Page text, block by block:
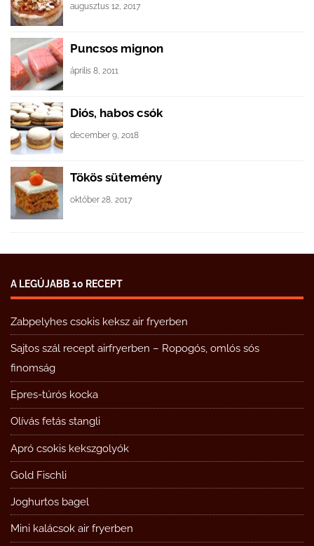
augusztus 12, 2017
Puncsos mignon
április 8, 2011
Diós, habos csók
december 9, 2018
Tökös sütemény
október 28, 2017
A LEGÚJABB 10 RECEPT
Zabpelyhes csokis keksz air fryerben
Sajtos szál recept airfryerben – Ropogós, omlós sós
finomság
Epres-túrós kocka
Olívás fetás stangli
Apró csokis kekszgolyók
Gold Fischli
Joghurtos bagel
Mini kalácsok air fryerben